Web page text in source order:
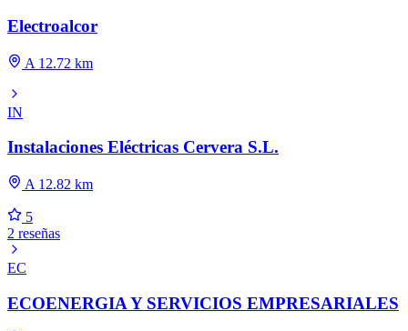
Electroalcor
A 12.72 km
IN
Instalaciones Eléctricas Cervera S.L.
A 12.82 km
5
2 reseñas
EC
ECOENERGIA Y SERVICIOS EMPRESARIALES